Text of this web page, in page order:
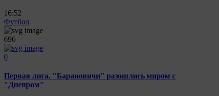
16:52
Футбол
696
0
Первая лига. "Барановичи" разошлись миром с
"Днепром"